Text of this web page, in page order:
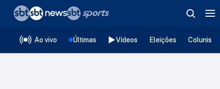
Ao vivo Últimas Vídeos Eleições
❮voltar
Editorias